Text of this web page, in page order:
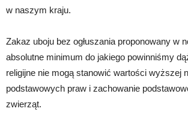
w naszym kraju.
Zakaz uboju bez ogłuszania proponowany w
absolutne minimum do jakiego powinniśmy
religijne nie mogą stanowić wartości wyższej
podstawowych praw i zachowanie
zwierząt.